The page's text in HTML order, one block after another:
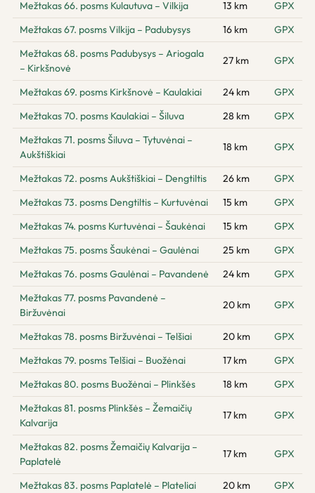
Mežtakas 66. posms Kulautuva – Vilkija
13 km
GPX
Mežtakas 67. posms Vilkija – Padubysys
16 km
GPX
Mežtakas 68. posms Padubysys – Ariogala
– Kirkšnovė
27 km GPX
Mežtakas 69. posms Kirkšnovė – Kaulakiai 24 km
GPX
Mežtakas 70. posms Kaulakiai – Šiluva
28 km
GPX
Mežtakas 71. posms Šiluva – Tytuvėnai –
Aukštiškiai
18 km GPX
Mežtakas 72. posms Aukštiškiai – Dengtiltis 26 km
GPX
Mežtakas 73. posms Dengtiltis – Kurtuvėnai
15 km
GPX
Mežtakas 74. posms Kurtuvėnai – Šaukėnai
15 km
GPX
Mežtakas 75. posms Šaukėnai – Gaulėnai
25 km
GPX
Mežtakas 76. posms Gaulėnai – Pavandenė
24 km
GPX
Mežtakas 77. posms Pavandenė –
Biržuvėnai
20 km GPX
Mežtakas 78. posms Biržuvėnai – Telšiai 20 km
GPX
Mežtakas 79. posms Telšiai – Buožėnai
17 km
GPX
Mežtakas 80. posms Buožėnai – Plinkšės
18 km
GPX
Mežtakas 81. posms Plinkšės – Žemaičių
Kalvarija
17 km GPX
Mežtakas 82. posms Žemaičių Kalvarija –
Paplatelė
17 km GPX
Mežtakas 83. posms Paplatelė – Plateliai 20 km
GPX